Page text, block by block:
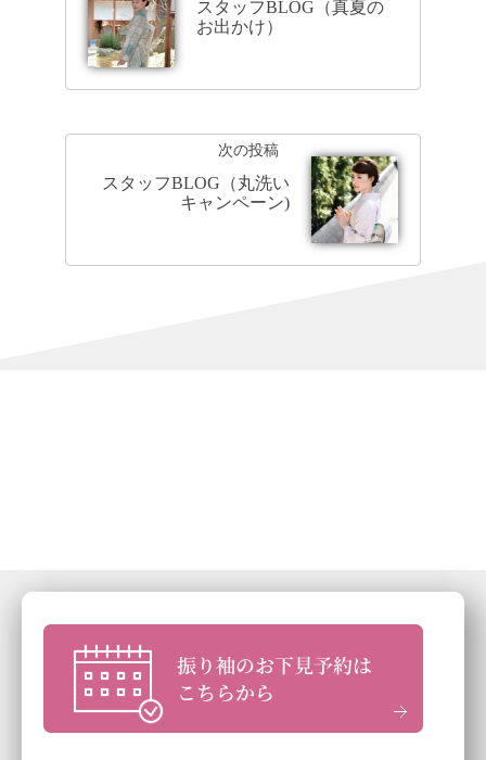
スタッフBLOG（真夏の
お出かけ）
次の投稿
スタッフBLOG（丸洗い
キャンペーン)